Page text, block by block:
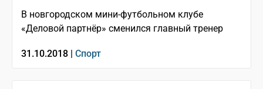
В новгородском мини-футбольном клубе
«Деловой партнёр» сменился главный тренер
31.10.2018 | Спорт